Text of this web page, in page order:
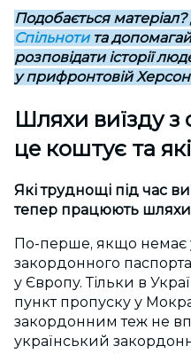
Подобається
Спільнотита
розповідати історії
у прифронтовій
Шляхи виїзду з
це коштує та
Які труднощі під час
тепер працюють шляхи
По-перше, якщо немає
закордонного
у Європу. Тільки в
пункт пропуску у
закордонним теж не
український